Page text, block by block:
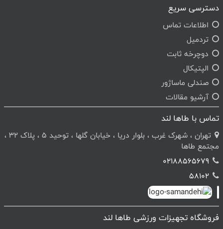
دسترسی سریع
اطلاعات تماس
تردمیل
دوچرخه ثابت
الپتیکال
صندلی ماساژور
آرشیو مقالات
تماس با طاها لند
تهران ، شهرک غرب ، بلوار دریا ، خیابان گلها ، توحید 5 ، پلاک 32 ،
مجتمع طاها
02188565679
58102
فروشگاه تجهیزات ورزشی طاها لند